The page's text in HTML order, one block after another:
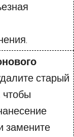
старый
чтобы
замените